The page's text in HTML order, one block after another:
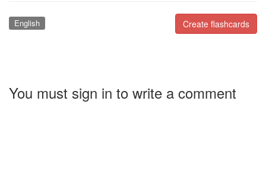
Create flashcards
English
You must sign in to write a comment